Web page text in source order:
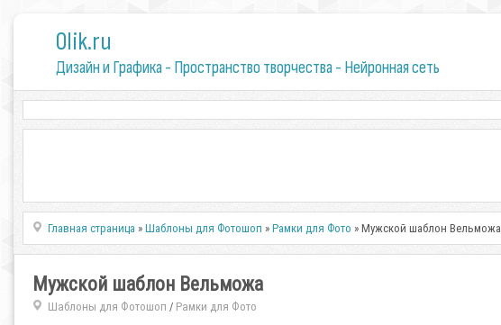
0lik.ru
Дизайн и Графика - Пространство творчества - Нейронная сеть
Главная страница »Шаблоны для Фотошоп »Рамки для Фото » Мужской шаблон Вельможа
Мужской шаблон Вельможа
Шаблоны для Фотошоп / Рамки для Фото